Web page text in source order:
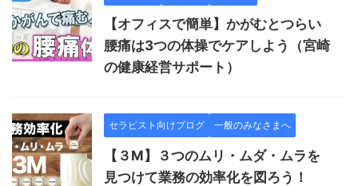
【オフィスで簡単】かがむとつらい
腰痛は3つの体操でケアしよう（宮崎
の健康経営サポート）
セラピスト向けブログ 一般のみなさまへ
【３M】３つのムリ・ムダ・ムラを
見つけて業務の効率化を図ろう！